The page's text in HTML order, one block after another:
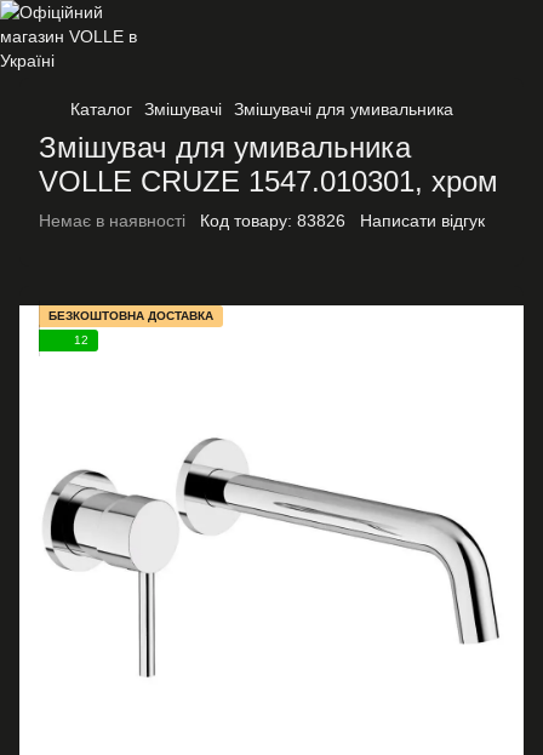
Каталог Змішувачі Змішувачі для умивальника
Змішувач для умивальника
VOLLE CRUZE 1547.010301, хром
Немає в наявності Код товару: 83826 Написати відгук
БЕЗКОШТОВНА ДОСТАВКА
12